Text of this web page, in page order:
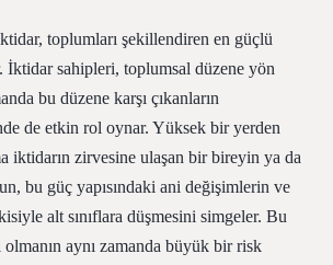
toplumları şekillendiren en güçlü
İktidar sahipleri, toplumsal düzene yön
bu düzene karşı çıkanların
de etkin rol oynar. Yüksek bir yerden
iktidarın zirvesine ulaşan bir bireyin ya da
bu güç yapısındaki ani değişimlerin ve
alt sınıflara düşmesini simgeler. Bu
aynı zamanda büyük bir risk